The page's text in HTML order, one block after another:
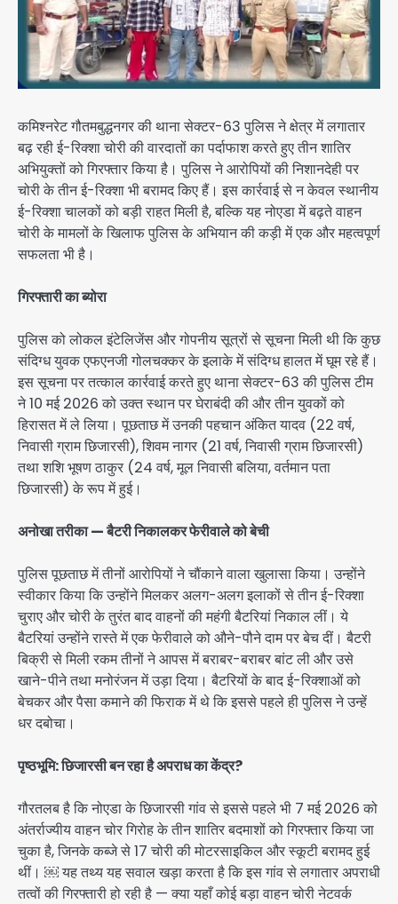
कमिश्नरेट गौतमबुद्धनगर की थाना सेक्टर-63 पुलिस ने क्षेत्र में लगातार
बढ़ रही ई-रिक्शा चोरी की वारदातों का पर्दाफाश करते हुए तीन शातिर
अभियुक्तों को गिरफ्तार किया है। पुलिस ने आरोपियों की निशानदेही पर
चोरी के तीन ई-रिक्शा भी बरामद किए हैं। इस कार्रवाई से न केवल स्थानीय
ई-रिक्शा चालकों को बड़ी राहत मिली है, बल्कि यह नोएडा में बढ़ते वाहन
चोरी के मामलों के खिलाफ पुलिस के अभियान की कड़ी में एक और महत्वपूर्ण
सफलता भी है।
गिरफ्तारी का ब्योरा
पुलिस को लोकल इंटेलिजेंस और गोपनीय सूत्रों से सूचना मिली थी कि कुछ
संदिग्ध युवक एफएनजी गोलचक्कर के इलाके में संदिग्ध हालत में घूम रहे हैं।
इस सूचना पर तत्काल कार्रवाई करते हुए थाना सेक्टर-63 की पुलिस टीम
ने 10 मई 2026 को उक्त स्थान पर घेराबंदी की और तीन युवकों को
हिरासत में ले लिया। पूछताछ में उनकी पहचान अंकित यादव (22 वर्ष,
निवासी ग्राम छिजारसी), शिवम नागर (21 वर्ष, निवासी ग्राम छिजारसी)
तथा शशि भूषण ठाकुर (24 वर्ष, मूल निवासी बलिया, वर्तमान पता
छिजारसी) के रूप में हुई।
अनोखा तरीका — बैटरी निकालकर फेरीवाले को बेची
पुलिस पूछताछ में तीनों आरोपियों ने चौंकाने वाला खुलासा किया। उन्होंने
स्वीकार किया कि उन्होंने मिलकर अलग-अलग इलाकों से तीन ई-रिक्शा
चुराए और चोरी के तुरंत बाद वाहनों की महंगी बैटरियां निकाल लीं। ये
बैटरियां उन्होंने रास्ते में एक फेरीवाले को औने-पौने दाम पर बेच दीं। बैटरी
बिक्री से मिली रकम तीनों ने आपस में बराबर-बराबर बांट ली और उसे
खाने-पीने तथा मनोरंजन में उड़ा दिया। बैटरियों के बाद ई-रिक्शाओं को
बेचकर और पैसा कमाने की फिराक में थे कि इससे पहले ही पुलिस ने उन्हें
धर दबोचा।
पृष्ठभूमि: छिजारसी बन रहा है अपराध का केंद्र?
गौरतलब है कि नोएडा के छिजारसी गांव से इससे पहले भी 7 मई 2026 को
अंतर्राज्यीय वाहन चोर गिरोह के तीन शातिर बदमाशों को गिरफ्तार किया जा
चुका है, जिनके कब्जे से 17 चोरी की मोटरसाइकिल और स्कूटी बरामद हुई
थीं। ￼ यह तथ्य यह सवाल खड़ा करता है कि इस गांव से लगातार अपराधी
तत्वों की गिरफ्तारी हो रही है — क्या यहाँ कोई बड़ा वाहन चोरी नेटवर्क